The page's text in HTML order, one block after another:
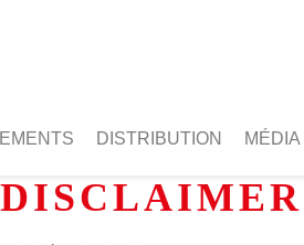
DISTRIBUTION MÉDIA